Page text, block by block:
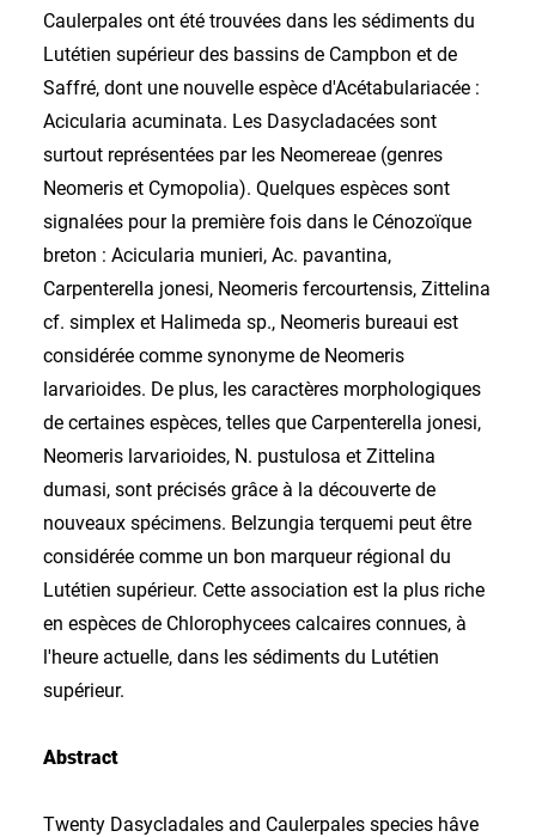
Caulerpales ont été trouvées dans les sédiments du
Lutétien supérieur des bassins de Campbon et de
Saffré, dont une nouvelle espèce d'Acétabulariacée :
Acicularia acuminata. Les Dasycladacées sont
surtout représentées par les Neomereae (genres
Neomeris et Cymopolia). Quelques espèces sont
signalées pour la première fois dans le Cénozoïque
breton : Acicularia munieri, Ac. pavantina,
Carpenterella jonesi, Neomeris fercourtensis, Zittelina
cf. simplex et Halimeda sp., Neomeris bureaui est
considérée comme synonyme de Neomeris
larvarioides. De plus, les caractères morphologiques
de certaines espèces, telles que Carpenterella jonesi,
Neomeris larvarioides, N. pustulosa et Zittelina
dumasi, sont précisés grâce à la découverte de
nouveaux spécimens. Belzungia terquemi peut être
considérée comme un bon marqueur régional du
Lutétien supérieur. Cette association est la plus riche
en espèces de Chlorophycees calcaires connues, à
l'heure actuelle, dans les sédiments du Lutétien
supérieur.
Abstract
Twenty Dasycladales and Caulerpales species hâve